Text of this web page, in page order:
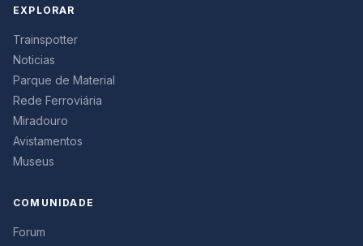
EXPLORAR
Trainspotter
Noticias
Parque de Material
Rede Ferroviária
Miradouro
Avistamentos
Museus
COMUNIDADE
Forum